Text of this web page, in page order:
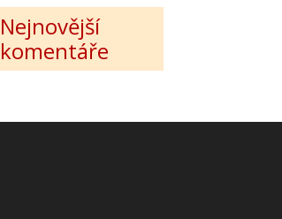
Nejnovější
komentáře